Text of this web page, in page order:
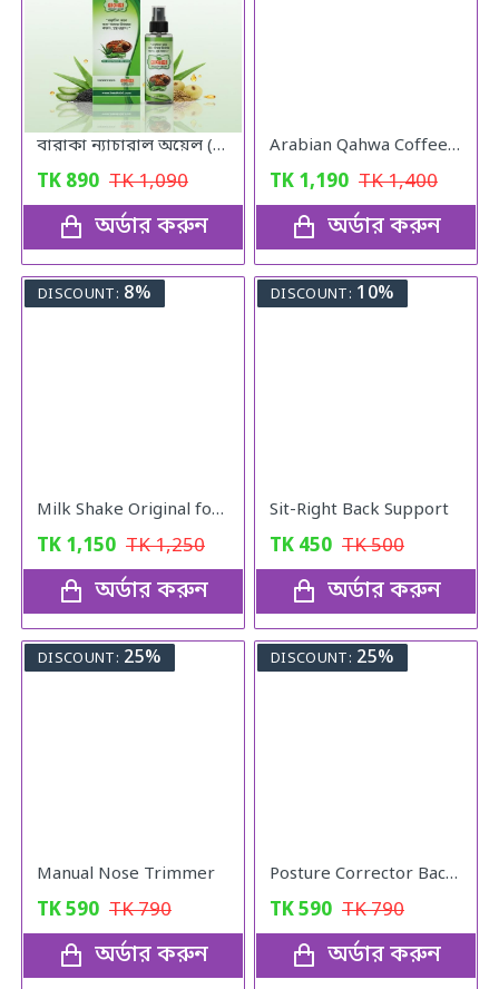
বারাকা ন্যাচারাল অয়েল (Baraka Natural oil) – 120 মিলি
TK 890 TK1,090
অর্ডার করুন
Arabian Qahwa Coffee – অরিজিনাল আরবীয় কফি
TK 1,190 TK1,400
অর্ডার করুন
DISCOUNT: 8%
Milk Shake Original for Healthy Weight
TK 1,150 TK1,250
অর্ডার করুন
DISCOUNT: 10%
Sit-Right Back Support
TK 450 TK500
অর্ডার করুন
DISCOUNT: 25%
Manual Nose Trimmer
TK590 TK790
অর্ডার করুন
DISCOUNT: 25%
Posture Corrector Back Adjustable Posture
TK590 TK790
অর্ডার করুন